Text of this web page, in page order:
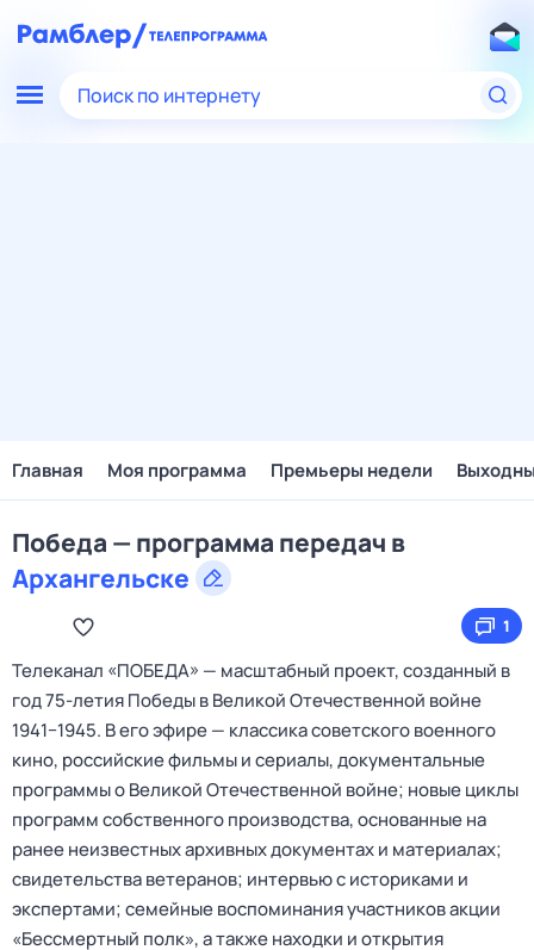
Поиск по интернету
Главная Моя программа Премьеры недели
Победа — программа передач в
Архангельске
1
Телеканал «ПОБЕДА» — масштабный проект, созданный в
год 75-летия Победы в Великой Отечественной войне
1941−1945. В его эфире — классика советского военного
кино, российские фильмы и сериалы, документальные
программы о Великой Отечественной войне; новые циклы
программ собственного производства, основанные на
ранее неизвестных архивных документах и материалах;
свидетельства ветеранов; интервью с историками и
экспертами; семейные воспоминания участников акции
«Бессмертный полк», а также находки и открытия